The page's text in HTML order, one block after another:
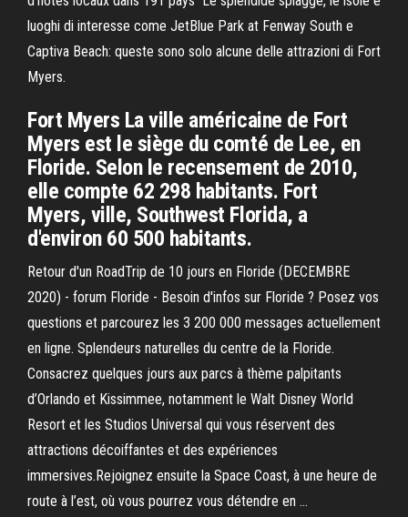
luoghi di interesse come JetBlue Park at Fenway South e
Captiva Beach: queste sono solo alcune delle attrazioni di Fort
Myers.
Fort Myers La ville américaine de Fort
Myers est le siège du comté de Lee, en
Floride. Selon le recensement de 2010,
elle compte 62 298 habitants. Fort
Myers, ville, Southwest Florida, a
d'environ 60 500 habitants.
Retour d'un RoadTrip de 10 jours en Floride (DECEMBRE
2020) - forum Floride - Besoin d'infos sur Floride ? Posez vos
questions et parcourez les 3 200 000 messages actuellement
en ligne. Splendeurs naturelles du centre de la Floride.
Consacrez quelques jours aux parcs à thème palpitants
d’Orlando et Kissimmee, notamment le Walt Disney World
Resort et les Studios Universal qui vous réservent des
attractions décoiffantes et des expériences
immersives.Rejoignez ensuite la Space Coast, à une heure de
route à l’est, où vous pourrez vous détendre en …